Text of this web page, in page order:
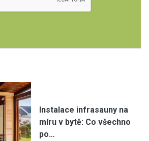
Instalace infrasauny na
míru v bytě: Co všechno
po…